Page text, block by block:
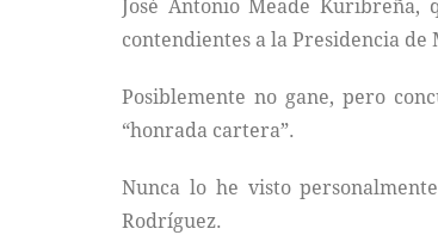
José Antonio Meade
contendientes a la Presidencia
Posiblemente no gane, pero
“honrada cartera”.
Nunca lo he visto
Rodríguez.